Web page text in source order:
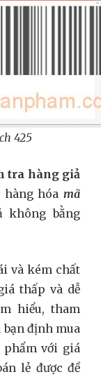
425
tra hàng giả
hóa mã
bằng
và kém chất
thấp và dễ
hiểu, tham
bạn định mua
phẩm với giá
lẻ được đề